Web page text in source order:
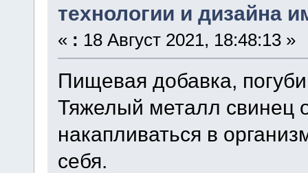
технологии и дизайна
« : 18 Август 2021, 18:48:13 »
Пищевая добавка,
Тяжелый металл свинец
накапливаться в
себя.